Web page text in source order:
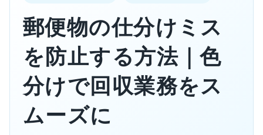
郵便物の仕分けミス
を防止する方法｜色
分けで回収業務をス
ムーズに